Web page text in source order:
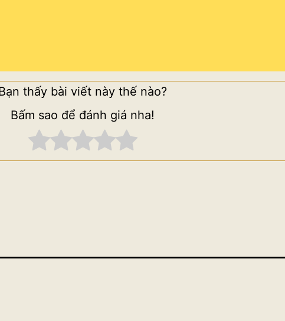
thấy bài viết này thế nào?
Bấm sao để đánh giá nha!